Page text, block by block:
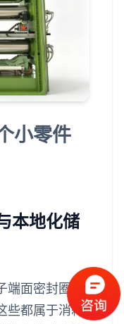
小零件
本地化储
面密封圈、
些都属于消耗